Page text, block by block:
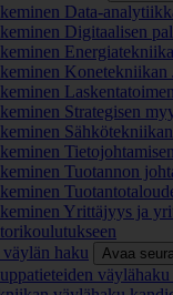
Data-
Digitaalisen
Konetekniikan
Strategisen
Tuotannon
Yrittäjyys ja
haku
Avaa